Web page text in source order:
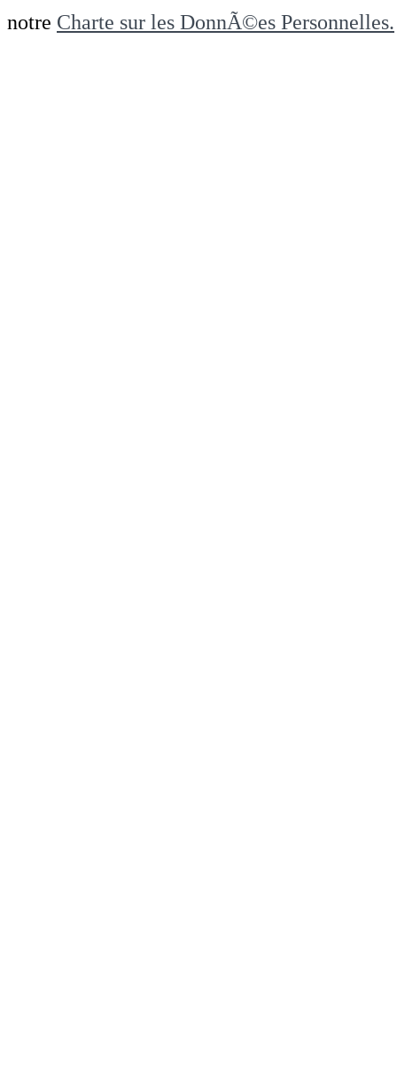
notre Charte sur les DonnÃ©es Personnelles.